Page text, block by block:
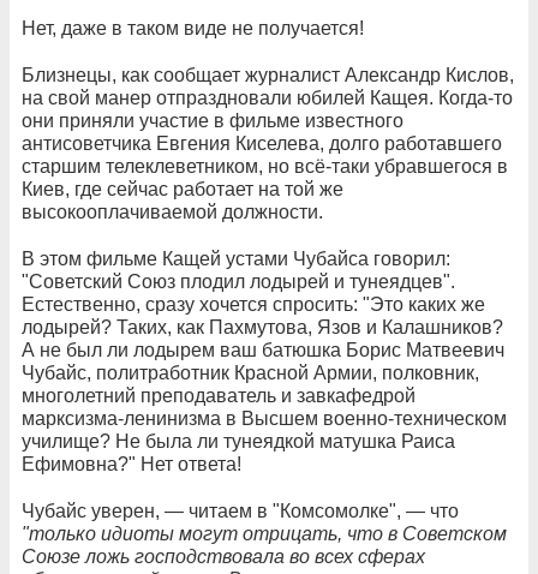
Нет, даже в таком виде не получается!
Близнецы, как сообщает журналист Александр Кислов,
на свой манер отпраздновали юбилей Кащея. Когда-то
они приняли участие в фильме известного
антисоветчика Евгения Киселева, долго работавшего
старшим телеклеветником, но всё-таки убравшегося в
Киев, где сейчас работает на той же
высокооплачиваемой должности.
В этом фильме Кащей устами Чубайса говорил:
"Советский Союз плодил лодырей и тунеядцев".
Естественно, сразу хочется спросить: "Это каких же
лодырей? Таких, как Пахмутова, Язов и Калашников?
А не был ли лодырем ваш батюшка Борис Матвеевич
Чубайс, политработник Красной Армии, полковник,
многолетний преподаватель и зав­кафедрой
марксизма-ленинизма в Высшем военно-техническом
училище? Не была ли тунеядкой матушка Раиса
Ефимовна?" Нет ответа!
Чубайс уверен, — читаем в "Комсомолке", — что
"только идиоты могут отрицать, что в Советском
Союзе ложь господствовала во всех сферах